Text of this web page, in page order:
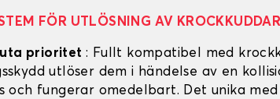
FÖR UTLÖSNING AV KROCKKUDDAR
prioritet : Fullt kompatibel med
utlöser dem i händelse av en
och fungerar omedelbart. Det unika